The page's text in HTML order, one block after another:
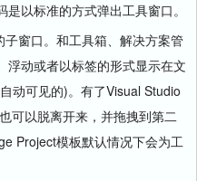
以标准的方式弹出工具窗口。
窗口。和工具箱、解决方案管
浮动或者以标签的形式显示在文
动可见的)。有了Visual Studio
可以脱离开来，并拖拽到第二
Project模板默认情况下会为工